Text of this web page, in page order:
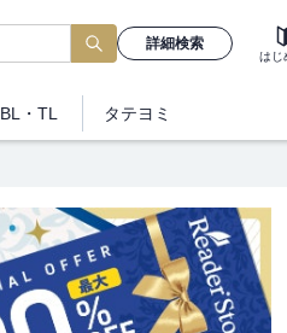
詳細検索
はじ
BL・TL タテヨミ